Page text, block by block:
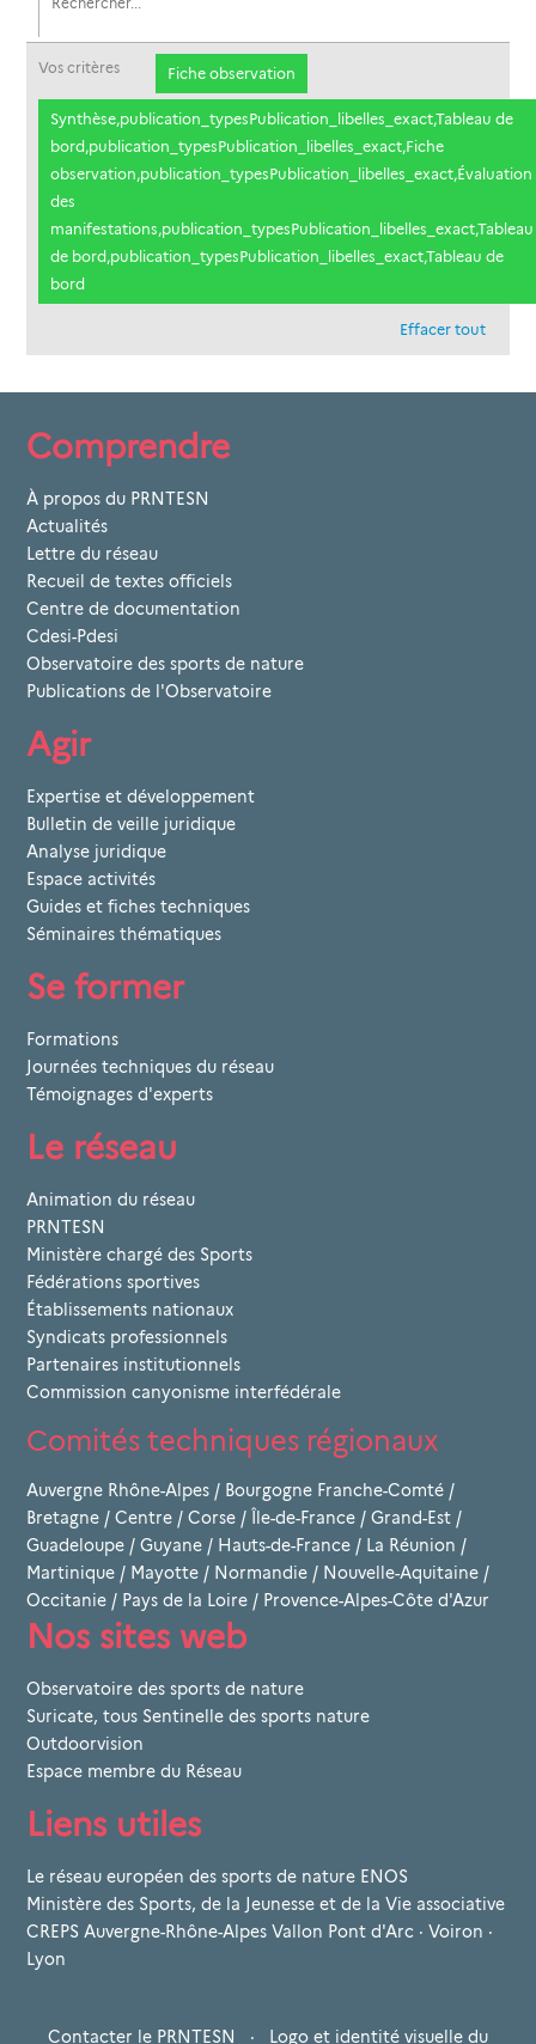
Vos critères Fiche observation
Synthèse,publication_typesPublication_libelles_exact,Tableau de
bord,publication_typesPublication_libelles_exact,Fiche
observation,publication_typesPublication_libelles_exact,Évaluation
des
manifestations,publication_typesPublication_libelles_exact,Tableau
de bord,publication_typesPublication_libelles_exact,Tableau de
bord
Effacer tout
Comprendre
À propos du PRNTESN
Actualités
Lettre du réseau
Recueil de textes officiels
Centre de documentation
Cdesi-Pdesi
Observatoire des sports de nature
Publications de l'Observatoire
Agir
Expertise et développement
Bulletin de veille juridique
Analyse juridique
Espace activités
Guides et fiches techniques
Séminaires thématiques
Se former
Formations
Journées techniques du réseau
Témoignages d'experts
Le réseau
Animation du réseau
PRNTESN
Ministère chargé des Sports
Fédérations sportives
Établissements nationaux
Syndicats professionnels
Partenaires institutionnels
Commission canyonisme interfédérale
Comités techniques régionaux
Auvergne Rhône-Alpes / Bourgogne Franche-Comté /
Bretagne / Centre / Corse / Île-de-France / Grand-Est /
Guadeloupe / Guyane / Hauts-de-France / La Réunion /
Martinique / Mayotte / Normandie / Nouvelle-Aquitaine /
Occitanie / Pays de la Loire / Provence-Alpes-Côte d'Azur
Nos sites web
Observatoire des sports de nature
Suricate, tous Sentinelle des sports nature
Outdoorvision
Espace membre du Réseau
Liens utiles
Le réseau européen des sports de nature ENOS
Ministère des Sports, de la Jeunesse et de la Vie associative
CREPS Auvergne-Rhône-Alpes Vallon Pont d'Arc · Voiron ·
Lyon
Contacter le PRNTESN · Logo et identité visuelle du